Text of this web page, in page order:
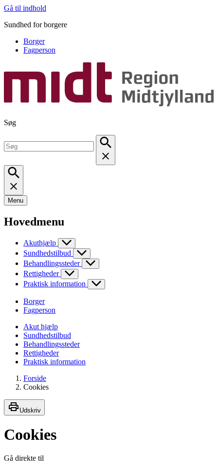
Gå til indhold
Sundhed for borgere
Borger
Fagperson
Søg
Menu
Hovedmenu
Akuthjælp
Sundhedstilbud
Behandlingssteder
Rettigheder
Praktisk information
Borger
Fagperson
Akut hjælp
Sundhedstilbud
Behandlingssteder
Rettigheder
Praktisk information
Forside
Cookies
Udskriv
Cookies
Gå direkte til